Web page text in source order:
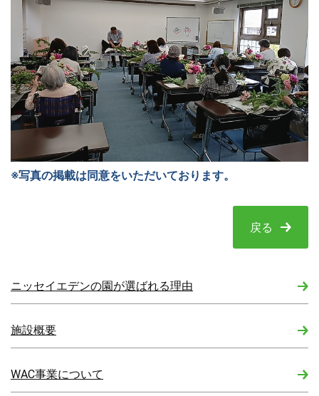
※写真の掲載は同意をいただいております。
戻る
ニッセイエデンの園が選ばれる理由
施設概要
WAC事業について